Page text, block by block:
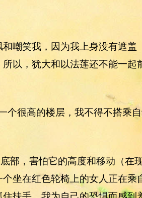
嘲笑我，因为我上身没有遮盖
以，犹大和以法莲还不能一起
个很高的楼层，我不得不搭乘
部，害怕它的高度和移动（在
坐在红色轮椅上的女人正在乘